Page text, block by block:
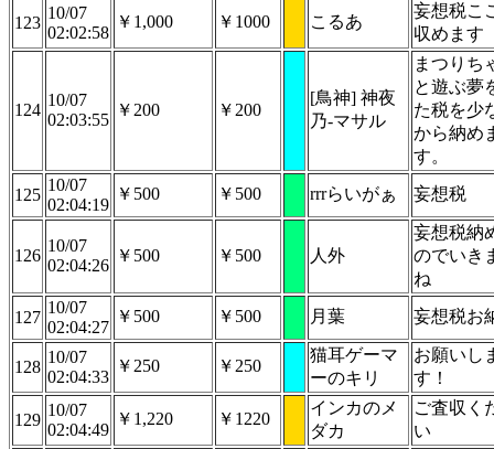
123
10/07
02:02:58
￥1,000 ￥1000 こるあ
妄想税こ
収めます
124
10/07
02:03:55
￥200 ￥200
[鳥神] 神夜
乃-マサル
まつりち
と遊ぶ夢
た税を少
から納め
す。
125
10/07
02:04:19
￥500 ￥500 rrrらいがぁ 妄想税
126
10/07
02:04:26
￥500 ￥500 人外
妄想税納
のでいき
ね
127
10/07
02:04:27
￥500 ￥500 月葉 妄想税お
128
10/07
02:04:33
￥250 ￥250
猫耳ゲーマ
ーのキリ
お願いし
す！
129
10/07
02:04:49
￥1,220 ￥1220
インカのメ
ダカ
ご査収く
い